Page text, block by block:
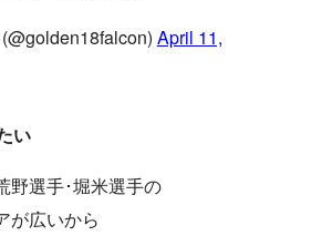
April 11,
い
野選手･堀米選手の
が広いから